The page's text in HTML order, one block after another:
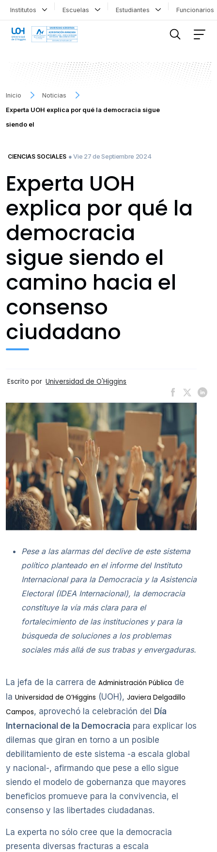
Institutos Escuelas Estudiantes
Inicio
Noticias
Experta UOH explica por qué la democracia sigue
siendo el
CIENCIAS SOCIALES ● Vie 27 de Septiembre 2024
Experta UOH
explica por qué la
democracia
sigue siendo el
camino hacia el
consenso
ciudadano
Escrito por Universidad de O'Higgins
Pese a las alarmas del declive de este sistema
político planteado en el informe del Instituto
Internacional para la Democracia y la Asistencia
Electoral (IDEA Internacional), la democracia
constituye la vía más clara para el
fortalecimiento de las instituciones y para la
búsqueda de soluciones a los problemas
sociales más allá de sus trabas y envergaduras.
La jefa de la carrera de Administración Pública de
la Universidad de O’Higgins (UOH), Javiera Delgadillo
Campos, aprovechó la celebración del
Día
Internacional de la Democracia para explicar los
dilemas que giran en torno a un posible
debilitamiento de este sistema -a escala global
y nacional-, afirmando que pese a ello sigue
siendo el modelo de gobernanza que mayores
beneficios promueve para la convivencia, el
consenso y las libertades ciudadanas.
La experta no sólo cree que la democracia
presenta diversas fracturas a escala